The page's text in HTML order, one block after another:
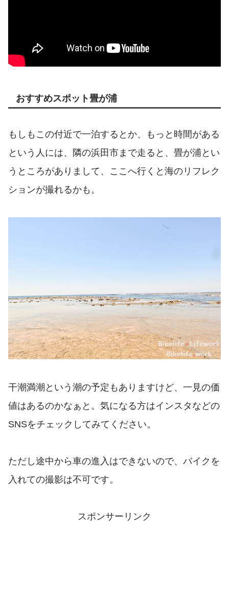
おすすめスポット畳が浦
もしもこの付近で一泊するとか、もっと時間がある
という人には、隣の浜田市まで走ると、畳が浦とい
うところがありまして、ここへ行くと海のリフレク
ションが撮れるかも。
干潮満潮という潮の予定もありますけど、一見の価
値はあるのかなぁと。気になる方はインスタなどの
SNSをチェックしてみてください。
ただし途中から車の進入はできないので、バイクを
入れての撮影は不可です。
スポンサーリンク